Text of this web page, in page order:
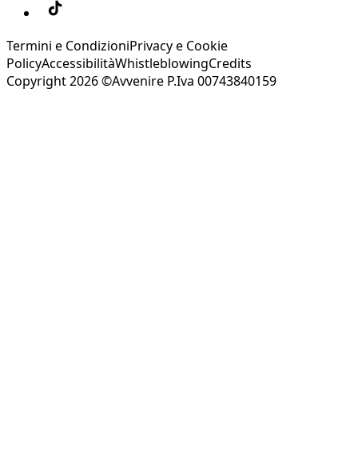
Termini e CondizioniPrivacy e Cookie
PolicyAccessibilitàWhistleblowingCredits
Copyright 2026 ©Avvenire P.Iva 00743840159